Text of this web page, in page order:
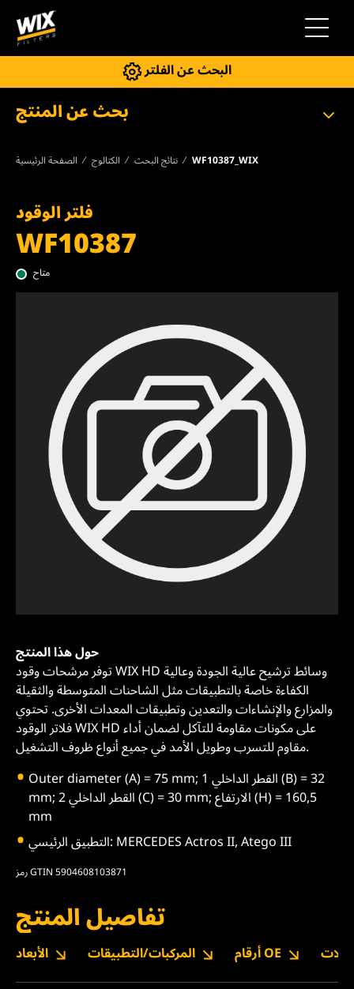
التنقل
البحث عن الفلتر
بحث عن المنتج
الصفحة الرئيسية الكتالوج نتائج البحث WF10387_WIX
فلتر الوقود
WF10387
متاح
حول هذا المنتج
توفر مرشحات وقود WIX HD وسائط ترشيح عالية الجودة وعالية
الكفاءة خاصة بالتطبيقات مثل الشاحنات المتوسطة والثقيلة
والمزارع والإنشاءات والتعدين وتطبيقات المعدات الأخرى. تحتوي
فلاتر الوقود WIX HD على مكونات مقاومة للتآكل لضمان أداء
مقاوم للتسرب وطويل الأمد في جميع أنواع ظروف التشغيل.
Outer diameter (A) = 75 mm; القطر الداخلي 1 (B) = 32
mm; القطر الداخلي 2 (C) = 30 mm; الارتفاع (H) = 160,5
mm
التطبيق الرئيسي: MERCEDES Actros II, Atego III
رمز GTIN 5904608103871
تفاصيل المنتج
الأبعاد المركبات/التطبيقات أرقام OE